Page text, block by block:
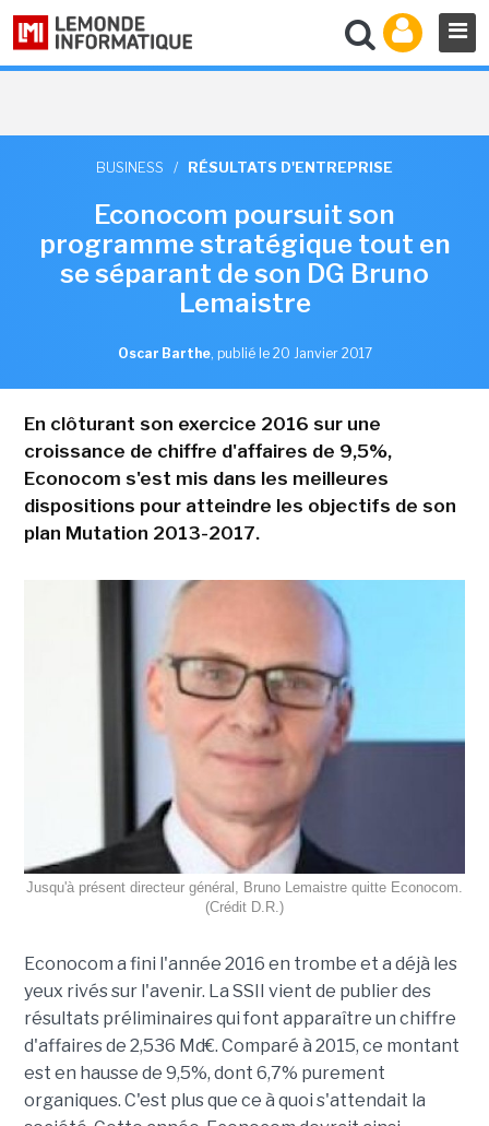
BUSINESS / RÉSULTATS D'ENTREPRISE
Econocom poursuit son
programme stratégique tout en
se séparant de son DG Bruno
Lemaistre
Oscar Barthe, publié le 20 Janvier 2017
En clôturant son exercice 2016 sur une
croissance de chiffre d'affaires de 9,5%,
Econocom s'est mis dans les meilleures
dispositions pour atteindre les objectifs de son
plan Mutation 2013-2017.
Jusqu'à présent directeur général, Bruno Lemaistre quitte Econocom.
(Crédit D.R.)
Econocom a fini l'année 2016 en trombe et a déjà les
yeux rivés sur l'avenir. La SSII vient de publier des
résultats préliminaires qui font apparaître un chiffre
d'affaires de 2,536 Md€. Comparé à 2015, ce montant
est en hausse de 9,5%, dont 6,7% purement
organiques. C'est plus que ce à quoi s'attendait la